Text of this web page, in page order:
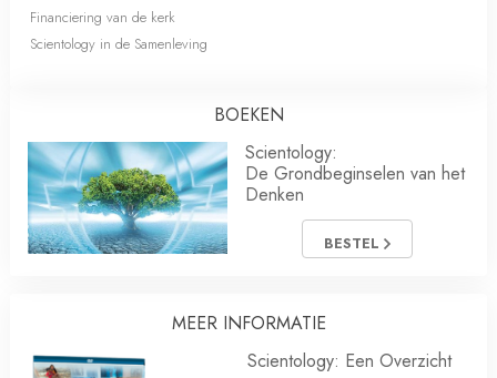
Financiering van de kerk
Scientology in de Samenleving
BOEKEN
Scientology:
De Grondbeginselen van het
Denken
BESTEL
MEER INFORMATIE
Scientology: Een Overzicht